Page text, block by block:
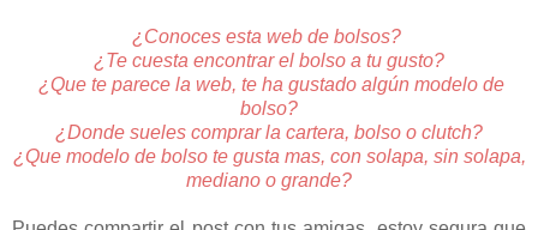
¿Conoces esta web de bolsos?
¿Te cuesta encontrar el bolso a tu gusto?
¿Que te parece la web, te ha gustado algún modelo de
bolso?
¿Donde sueles comprar la cartera, bolso o clutch?
¿Que modelo de bolso te gusta mas, con solapa, sin solapa,
mediano o grande?